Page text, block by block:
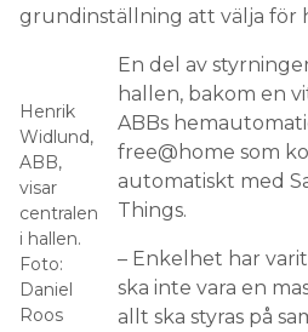
grundinställning att välja för
Henrik
Widlund,
ABB,
visar
centralen
i hallen.
Foto:
Daniel
Roos
En del av
hallen, bakom en
ABBs
free@home som
automatiskt med
Things.
– Enkelhet har
ska inte vara en
allt ska styras på